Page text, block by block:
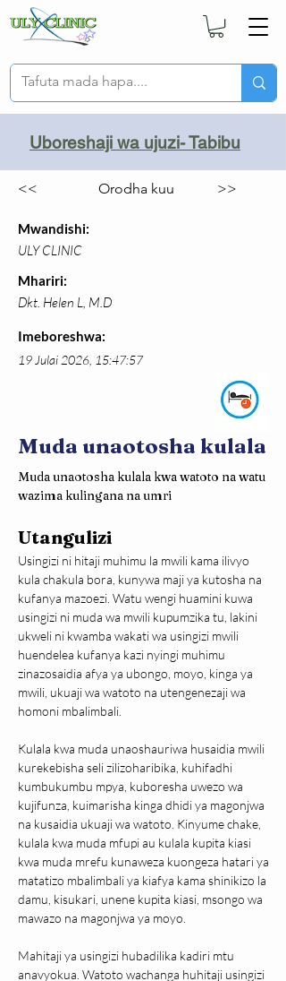
Uboreshaji wa ujuzi- Tabibu
<< Orodha kuu >>
Mwandishi:
ULY CLINIC
Mhariri:
Dkt. Helen L, M.D
Imeboreshwa:
19 Julai 2026, 15:47:57
Muda unaotosha kulala
Muda unaotosha kulala kwa watoto na watu
wazima kulingana na umri
Utangulizi
Usingizi ni hitaji muhimu la mwili kama ilivyo
kula chakula bora, kunywa maji ya kutosha na
kufanya mazoezi. Watu wengi huamini kuwa
usingizi ni muda wa mwili kupumzika tu, lakini
ukweli ni kwamba wakati wa usingizi mwili
huendelea kufanya kazi nyingi muhimu
zinazosaidia afya ya ubongo, moyo, kinga ya
mwili, ukuaji wa watoto na utengenezaji wa
homoni mbalimbali.
Kulala kwa muda unaoshauriwa husaidia mwili
kurekebisha seli zilizoharibika, kuhifadhi
kumbukumbu mpya, kuboresha uwezo wa
kujifunza, kuimarisha kinga dhidi ya magonjwa
na kusaidia ukuaji wa watoto. Kinyume chake,
kulala kwa muda mfupi au kulala kupita kiasi
kwa muda mrefu kunaweza kuongeza hatari ya
matatizo mbalimbali ya kiafya kama shinikizo la
damu, kisukari, unene kupita kiasi, msongo wa
mawazo na magonjwa ya moyo.
Mahitaji ya usingizi hubadilika kadiri mtu
anavyokua. Watoto wachanga huhitaji usingizi